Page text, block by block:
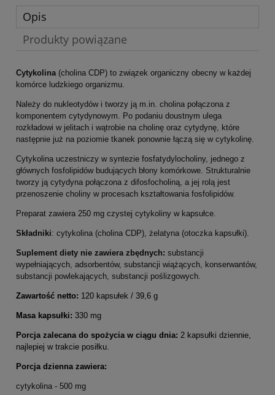
Opis
Produkty powiązane
Cytykolina(cholina CDP) to związek organiczny obecny w każdej
komórce ludzkiego organizmu.
Należy do nukleotydów i tworzy ją m.in. cholina połączona z
komponentem cytydynowym. Po podaniu doustnym ulega
rozkładowi w jelitach i wątrobie na cholinę oraz cytydynę, które
następnie już na poziomie tkanek ponownie łączą się w cytykolinę.
Cytykolina uczestniczy w syntezie fosfatydylocholiny, jednego z
głównych fosfolipidów budujących błony komórkowe. Strukturalnie
tworzy ją cytydyna połączona z difosfocholiną, a jej rolą jest
przenoszenie choliny w procesach kształtowania fosfolipidów.
Preparat zawiera 250 mg czystej cytykoliny w kapsułce.
Składniki: cytykolina (cholina CDP), żelatyna (otoczka kapsułki).
Suplement diety nie zawiera zbędnych: substancji
wypełniających, adsorbentów, substancji wiążących, konserwantów,
substancji powlekających, substancji poślizgowych.
Zawartość netto: 120 kapsułek / 39,6 g
Masa kapsułki: 330 mg
Porcja zalecana do spożycia w ciągu dnia: 2 kapsułki dziennie,
najlepiej w trakcie posiłku.
Porcja dzienna zawiera:
cytykolina - 500 mg